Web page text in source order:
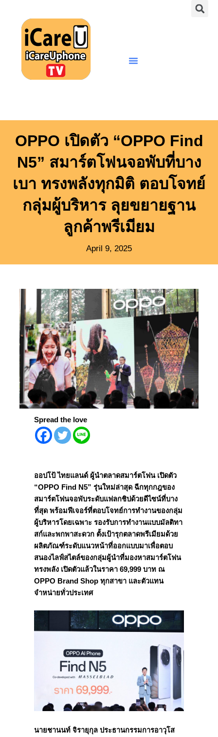
content
OPPO เปิดตัว “OPPO Find
N5” สมาร์ตโฟนจอพับที่บาง
เบา ทรงพลังทุกมิติ ตอบโจทย์
กลุ่มผู้บริหาร ลุยขยายฐาน
ลูกค้าพรีเมียม
April 9, 2025
Spread the love
ออปโป้ ไทยแลนด์ ผู้นำตลาดสมาร์ตโฟน เปิดตัว
“OPPO Find N5” รุ่นใหม่ล่าสุด ฉีกทุกกฎของ
สมาร์ตโฟนจอพับระดับแฟลกชิปด้วยดีไซน์ที่บาง
ที่สุด พร้อมฟีเจอร์ที่ตอบโจทย์การทำงานของกลุ่ม
ผู้บริหารโดยเฉพาะ รองรับการทำงานแบบมัลติทา
สก์และพกพาสะดวก ตั้งเป้ารุกตลาดพรีเมียมด้วย
ผลิตภัณฑ์ระดับแนวหน้าที่ออกแบบมาเพื่อตอบ
สนองไลฟ์สไตล์ของกลุ่มผู้นำที่มองหาสมาร์ตโฟน
ทรงพลัง เปิดตัวแล้วในราคา 69,999 บาท ณ
OPPO Brand Shop ทุกสาขา และตัวแทน
จำหน่ายทั่วประเทศ
นายชานนท์ จิรายุกุล ประธานกรรมการอาวุโส